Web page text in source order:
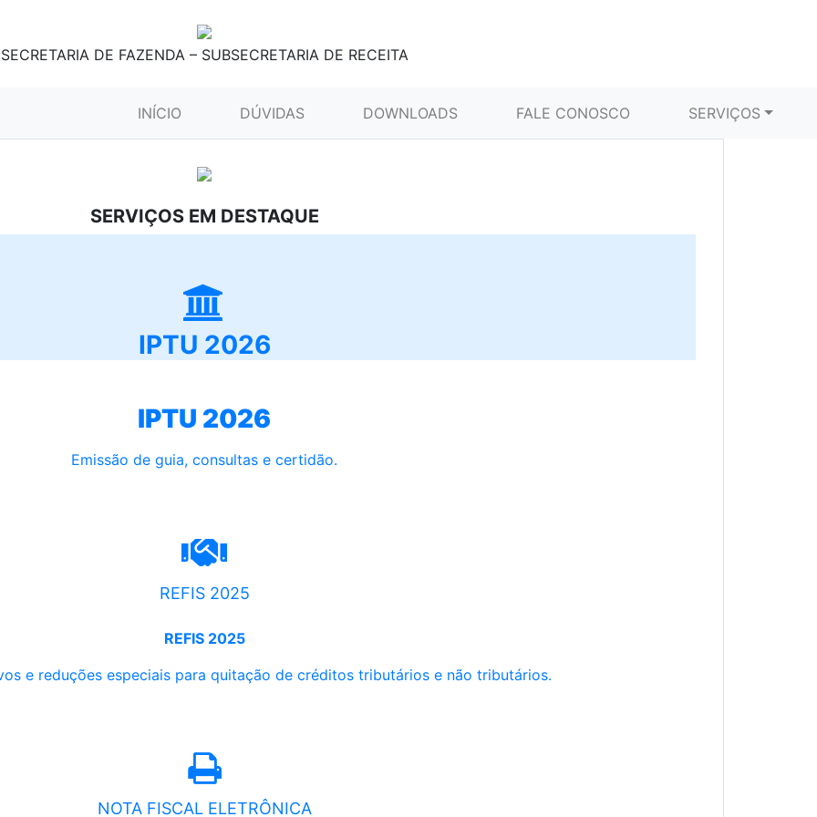
SECRETARIA DE FAZENDA – SUBSECRETARIA DE RECEITA
INÍCIO (CURRENT)DÚVIDAS DOWNLOADS FALE CONOSCO SERVIÇOS
SERVIÇOS EM DESTAQUE
IPTU 2026
IPTU 2026
Emissão de guia, consultas e certidão.
REFIS 2025
REFIS 2025
e reduções especiais para quitação de créditos tributários e não tributários.
NOTA FISCAL ELETRÔNICA